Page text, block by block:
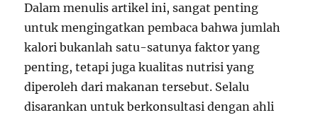
Dalam menulis artikel ini, sangat penting
untuk mengingatkan pembaca bahwa jumlah
kalori bukanlah satu-satunya faktor yang
penting, tetapi juga kualitas nutrisi yang
diperoleh dari makanan tersebut. Selalu
disarankan untuk berkonsultasi dengan ahli